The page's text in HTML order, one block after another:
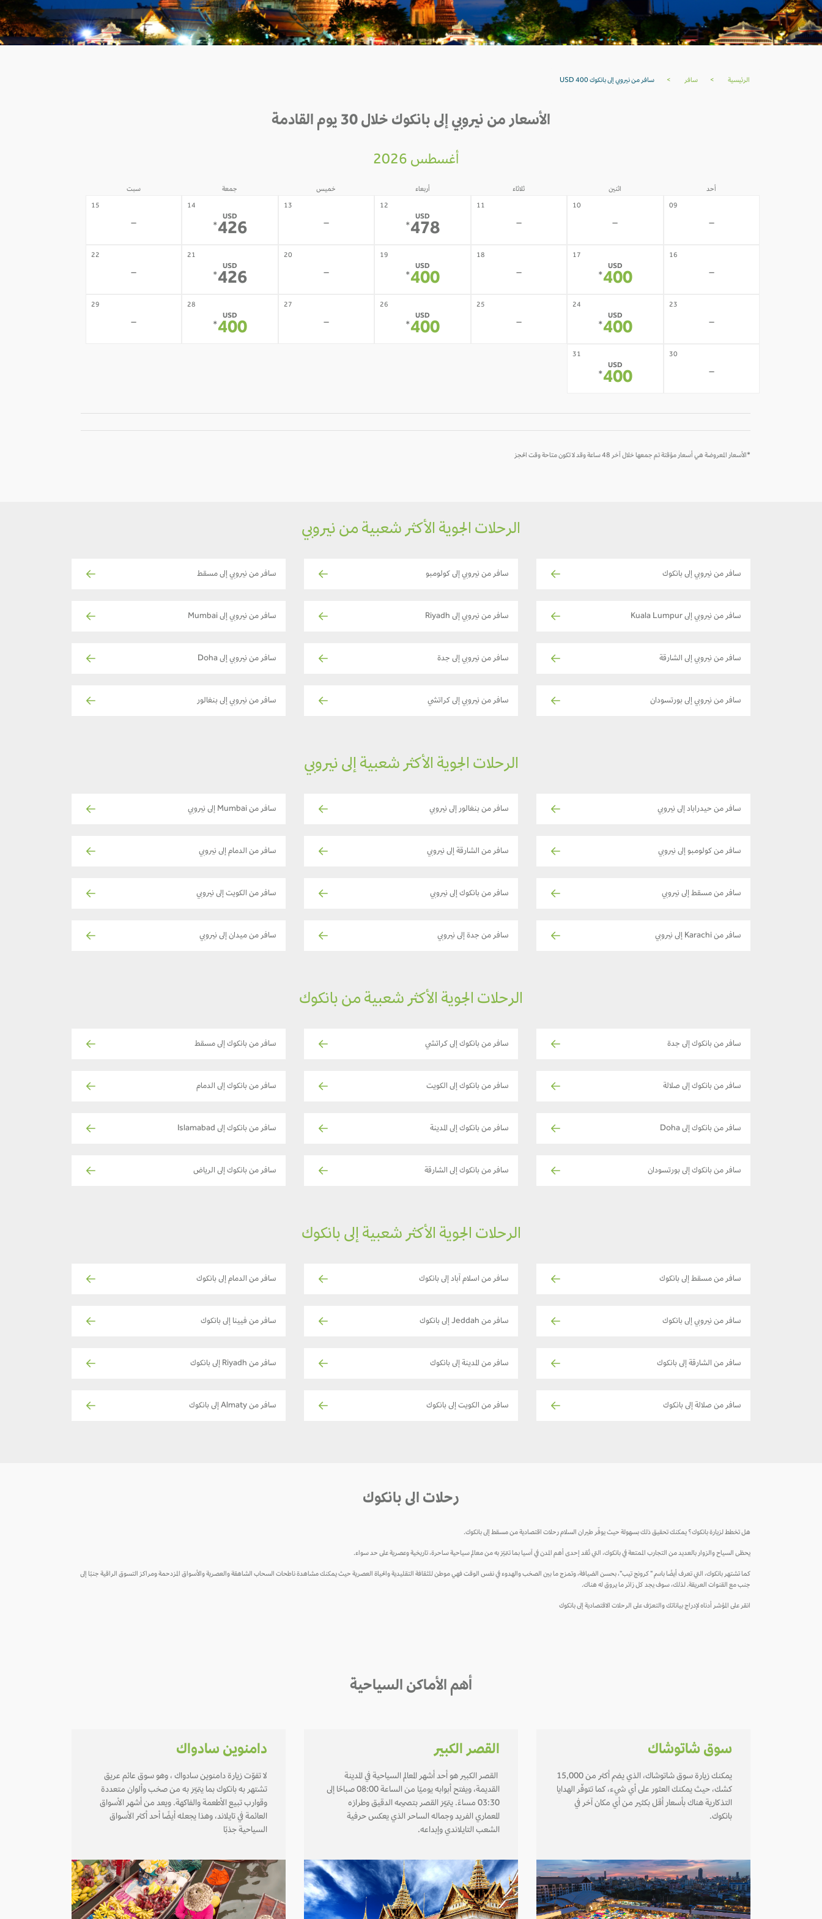
الرئيسية > سافر > سافر من نيروبي إلى بانكوك USD 400
الأسعار من نيروبي إلى بانكوك خلال 30 يوم القادمة
أغسطس 2026
أحد اثنين ثلاثاء أربعاء خميس جمعة سبت
09
-
10
-
11
-
12
USD
478
*
13
-
14
USD
426
*
15
-
16
-
17
USD
400
*
18
-
19
USD
400
*
20
-
21
USD
426
*
22
-
23
-
24
USD
400
*
25
-
26
USD
400
*
27
-
28
USD
400
*
29
-
30
-
31
USD
400
*
*الأسعار المعروضة هي أسعار مؤقتة تم جمعها خلال آخر 48 ساعة وقد لا تكون متاحة وقت الحجز
الرحلات الجوية الأكثر شعبية من نيروبي
سافر من نيروبي إلى بانكوك سافر من نيروبي إلى كولومبو سافر من نيروبي إلى مسقط
سافر من نيروبي إلى Kuala Lumpur سافر من نيروبي إلى Riyadh سافر من نيروبي إلى Mumbai
سافر من نيروبي إلى الشارقة سافر من نيروبي إلى جدة سافر من نيروبي إلى Doha
سافر من نيروبي إلى بورتسودان سافر من نيروبي إلى كراتشي سافر من نيروبي إلى بنغالور
الرحلات الجوية الأكثر شعبية إلى نيروبي
سافر من حيدراباد إلى نيروبي سافر من بنغالور إلى نيروبي سافر من Mumbai إلى نيروبي
سافر من كولومبو إلى نيروبي سافر من الشارقة إلى نيروبي سافر من الدمام إلى نيروبي
سافر من مسقط إلى نيروبي سافر من بانكوك إلى نيروبي سافر من الكويت إلى نيروبي
سافر من Karachi إلى نيروبي سافر من جدة إلى نيروبي سافر من ميدان إلى نيروبي
الرحلات الجوية الأكثر شعبية من بانكوك
سافر من بانكوك إلى جدة سافر من بانكوك إلى كراتشي سافر من بانكوك إلى مسقط
سافر من بانكوك إلى صلالة سافر من بانكوك إلى الكويت سافر من بانكوك إلى الدمام
سافر من بانكوك إلى Doha سافر من بانكوك إلى المدينة سافر من بانكوك إلى Islamabad
سافر من بانكوك إلى بورتسودان سافر من بانكوك إلى الشارقة سافر من بانكوك إلى الرياض
الرحلات الجوية الأكثر شعبية إلى بانكوك
سافر من مسقط إلى بانكوك سافر من اسلام آباد إلى بانكوك سافر من الدمام إلى بانكوك
سافر من نيروبي إلى بانكوك سافر من Jeddah إلى بانكوك سافر من فيينا إلى بانكوك
سافر من الشارقة إلى بانكوك سافر من المدينة إلى بانكوك سافر من Riyadh إلى بانكوك
سافر من صلالة إلى بانكوك سافر من الكويت إلى بانكوك سافر من Almaty إلى بانكوك
رحلات الى بانكوك
هل تخطط لزيارة بانكوك؟ يمكنك تحقيق ذلك بسهولة حيث يوفّر طيران السلام رحلات اقتصادية من مسقط إلى بانكوك.
يحظى السياح والزوار بالعديد من التجارب الممتعة في بانكوك، التي تُعّد إحدى أهم المدن في آسيا بما تتميّز به من معالم سياحية ساحرة، تاريخية وعصرية على حد سواء.
كما تشتهر بانكوك، التي تعرف أيضًا باسم " كرونج تيب"، بحسن الضيافة، وتمزج ما بين الصخب والهدوء في نفس الوقت فهي موطن للثقافة التقليدية والحياة العصرية حيث يمكنك مشاهدة ناطحات السحاب الشاهقة والعصرية والأسواق المزدحمة ومراكز التسوق الراقية جنبًا إلى
جنب مع القنوات العريقة. لذلك، سوف يجد كل زائر ما يروق له هناك.
انقر على المؤشر أدناه لإدراج بياناتك والتعرّف على الرحلات الاقتصادية إلى بانكوك
أهم الأماكن السياحية
سوق شاتوشاك
يمكنك زيارة سوق شاتوشاك، الذي يضم أكثر من 15,000
كشك، حيث يمكنك العثور على أي شيء، كما تتوفّر الهدايا
التذكارية هناك بأسعار أقل بكثير من أي مكان آخر في
بانكوك.
القصر الكبير
القصر الكبير هو أحد أشهر المعالم السياحية في المدينة
القديمة، ويفتح أبوابه يوميًا من الساعة 08:00 صباحًا إلى
03:30 مساءً. يتميّز القصر بتصميمه الدقيق وطرازه
المعماري الفريد وجماله الساحر الذي يعكس حرفية
الشعب التايلاندي وإبداعه.
دامنوين سادواك
لا تفوّت زيارة دامنوين سادواك ، وهو سوق عائم عريق
تشتهر به بانكوك بما يتميّز به من صخب وألوان متعددة
وقوارب تبيع الأطعمة والفاكهة. ويعد من أشهر الأسواق
العائمة في تايلاند، وهذا يجعله أيضًا أحد أكثر الأسواق
السياحية جذبًا